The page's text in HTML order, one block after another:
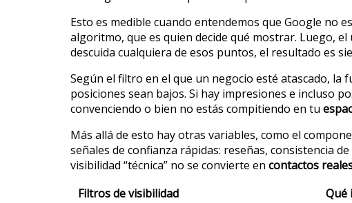
Esto es medible cuando entendemos que Google no
algoritmo, que es quien decide qué mostrar. Luego,
descuida cualquiera de esos puntos, el resultado es
Según el filtro en el que un negocio esté atascado, la
posiciones sean bajos. Si hay impresiones e incluso
convenciendo o bien no estás compitiendo en tu
Más allá de esto hay otras variables, como el
señales de confianza rápidas: reseñas, consistencia
visibilidad “técnica” no se convierte en contactos
Filtros de visibilidad
Qué